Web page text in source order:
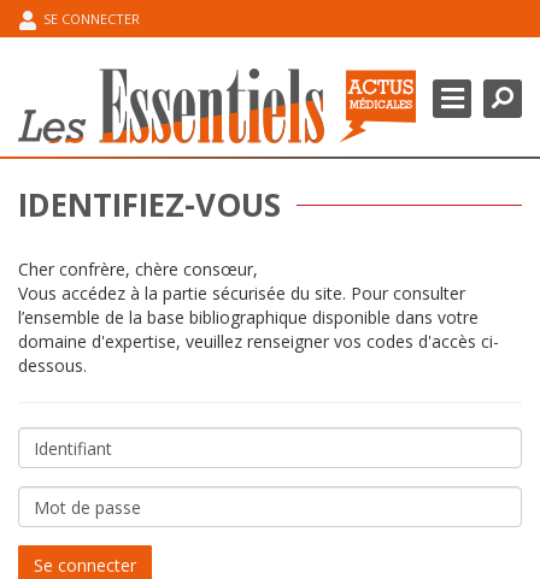
SE CONNECTER
IDENTIFIEZ-VOUS
Cher confrère, chère consœur,
Vous accédez à la partie sécurisée du site. Pour consulter
l’ensemble de la base bibliographique disponible dans votre
domaine d'expertise, veuillez renseigner vos codes d'accès ci-
dessous.
Identifiant
Mot
de
passe
Se connecter
DOMAINES THÉRAPEUTIQUES
POINT DE L’EXPERT
ESPACE CONGRÈS
MA BIBLIOGRAPHIE